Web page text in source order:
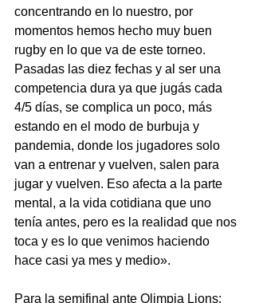
concentrando en lo nuestro, por
momentos hemos hecho muy buen
rugby en lo que va de este torneo.
Pasadas las diez fechas y al ser una
competencia dura ya que jugás cada
4/5 días, se complica un poco, más
estando en el modo de burbuja y
pandemia, donde los jugadores solo
van a entrenar y vuelven, salen para
jugar y vuelven. Eso afecta a la parte
mental, a la vida cotidiana que uno
tenía antes, pero es la realidad que nos
toca y es lo que venimos haciendo
hace casi ya mes y medio».
Para la semifinal ante Olimpia Lions: